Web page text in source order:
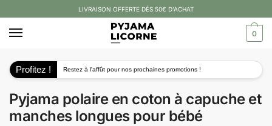
LIVRAISON OFFERTE DÈS 50€ D’ACHAT
0
Profitez ! Restez à l'affût pour nos prochaines promotions !
Pyjama polaire en coton à capuche et
manches longues pour bébé